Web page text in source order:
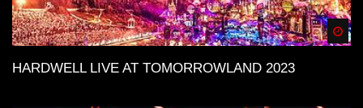
HARDWELL LIVE AT TOMORROWLAND 2023